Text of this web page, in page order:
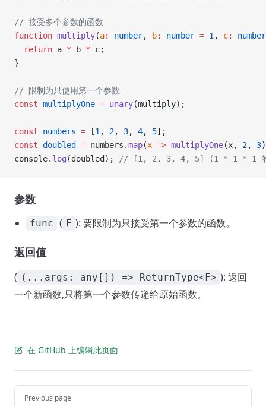
// 接受多个参数的函数
function multiply(a: number, b: number = 1 , c:
number
  return
a * b * c;
}
// 限制为只使用第一个参数
const multiplyOne = unary(multiply);
const numbers = [1 , 2, 3, 4, 5];
const doubled = numbers.map(x => multiplyOne(x, 2, 3
console. log (doubled); // [1, 2, 3, 4, 5] (1 * 1 * 1 的
参数
func ( F ): 要限制为只接受第一个参数的函数。
返回值
( (...args: any[]) => ReturnType<F> ): 返回
一个新函数,只将第一个参数传递给原始函数。
在 GitHub 上编辑此页面
Pager
Previous page